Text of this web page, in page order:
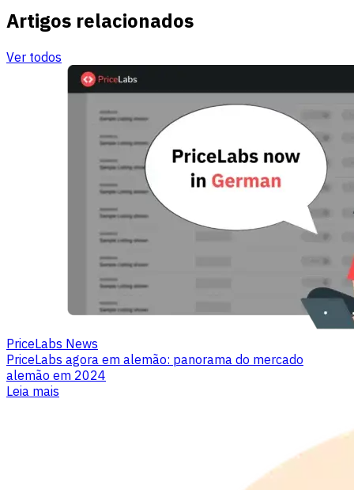
Artigos relacionados
Ver todos
PriceLabs News
PriceLabs agora em alemão: panorama do mercado
alemão em 2024
Leia mais